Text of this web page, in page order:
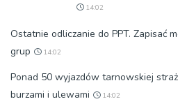
14:02
Ostatnie odliczanie do PPT. Zapisać
grup
14:02
Ponad 50 wyjazdów tarnowskiej
burzami i ulewami
14:02